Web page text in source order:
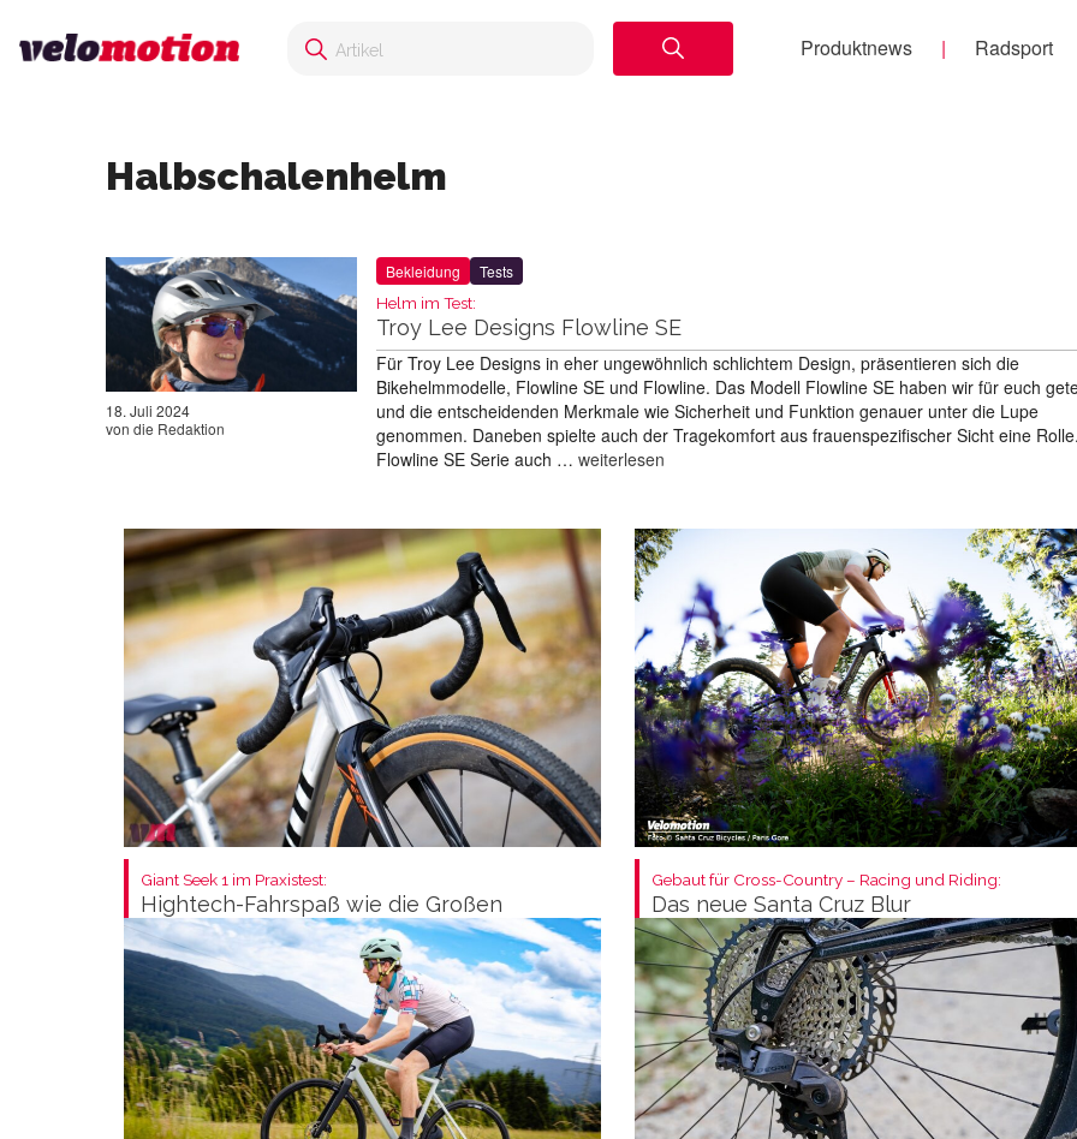
Produktnews Radsport
Halbschalenhelm
18. Juli 2024
von die Redaktion
Bekleidung Tests
Helm im Test:
Troy Lee Designs Flowline SE
Für Troy Lee Designs in eher ungewöhnlich schlichtem Design, präsentieren sich die
Bikehelmmodelle, Flowline SE und Flowline. Das Modell Flowline SE haben wir für euch
und die entscheidenden Merkmale wie Sicherheit und Funktion genauer unter die Lupe
genommen. Daneben spielte auch der Tragekomfort aus frauenspezifischer Sicht eine
Flowline SE Serie auch … weiterlesen
Giant Seek 1 im Praxistest:
Hightech-Fahrspaß wie die Großen
Gebaut für Cross-Country – Racing und Riding:
Das neue Santa Cruz Blur